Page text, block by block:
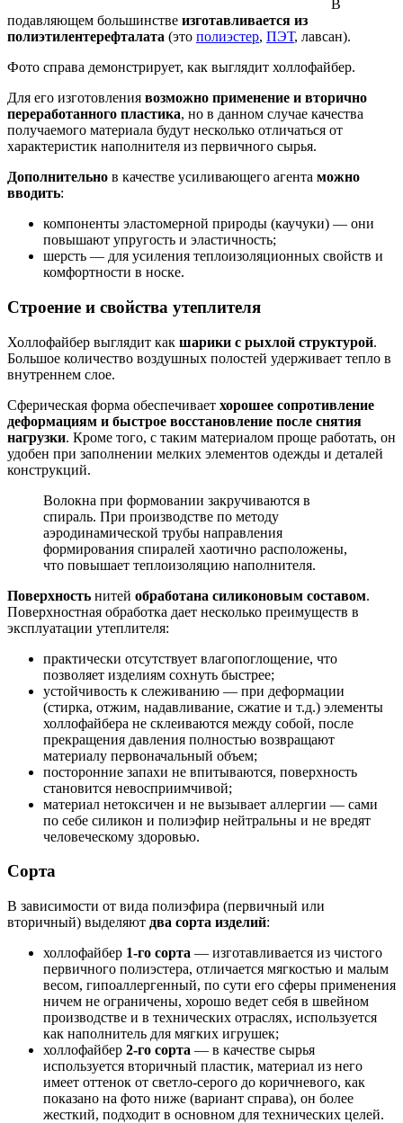
В
подавляющем большинстве изготавливается из
полиэтилентерефталата (это полиэстер, ПЭТ, лавсан).
Фото справа демонстрирует, как выглядит холлофайбер.
Для его изготовления возможно применение и вторично
переработанного пластика, но в данном случае качества
получаемого материала будут несколько отличаться от
характеристик наполнителя из первичного сырья.
Дополнительно в качестве усиливающего агента можно
вводить:
компоненты эластомерной природы (каучуки) — они
повышают упругость и эластичность;
шерсть — для усиления теплоизоляционных свойств и
комфортности в носке.
Строение и свойства утеплителя
Холлофайбер выглядит как шарики с рыхлой структурой.
Большое количество воздушных полостей удерживает тепло в
внутреннем слое.
Сферическая форма обеспечивает хорошее сопротивление
деформациям и быстрое восстановление после снятия
нагрузки. Кроме того, с таким материалом проще работать, он
удобен при заполнении мелких элементов одежды и деталей
конструкций.
Волокна при формовании закручиваются в
спираль. При производстве по методу
аэродинамической трубы направления
формирования спиралей хаотично расположены,
что повышает теплоизоляцию наполнителя.
Поверхность нитей обработана силиконовым составом.
Поверхностная обработка дает несколько преимуществ в
эксплуатации утеплителя:
практически отсутствует влагопоглощение, что
позволяет изделиям сохнуть быстрее;
устойчивость к слеживанию — при деформации
(стирка, отжим, надавливание, сжатие и т.д.) элементы
холлофайбера не склеиваются между собой, после
прекращения давления полностью возвращают
материалу первоначальный объем;
посторонние запахи не впитываются, поверхность
становится невосприимчивой;
материал нетоксичен и не вызывает аллергии — сами
по себе силикон и полиэфир нейтральны и не вредят
человеческому здоровью.
Сорта
В зависимости от вида полиэфира (первичный или
вторичный) выделяют два сорта изделий:
холлофайбер 1-го сорта — изготавливается из чистого
первичного полиэстера, отличается мягкостью и малым
весом, гипоаллергенный, по сути его сферы применения
ничем не ограничены, хорошо ведет себя в швейном
производстве и в технических отраслях, используется
как наполнитель для мягких игрушек;
холлофайбер 2-го сорта — в качестве сырья
используется вторичный пластик, материал из него
имеет оттенок от светло-серого до коричневого, как
показано на фото ниже (вариант справа), он более
жесткий, подходит в основном для технических целей.